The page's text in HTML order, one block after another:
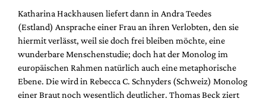
Katharina Hackhausen liefert dann in Andra Teedes
(Estland) Ansprache einer Frau an ihren Verlobten, den sie
hiermit verlässt, weil sie doch frei bleiben möchte, eine
wunderbare Menschenstudie; doch hat der Monolog im
europäischen Rahmen natürlich auch eine metaphorische
Ebene. Die wird in Rebecca C. Schnyders (Schweiz) Monolog
einer Braut noch wesentlich deutlicher. Thomas Beck ziert